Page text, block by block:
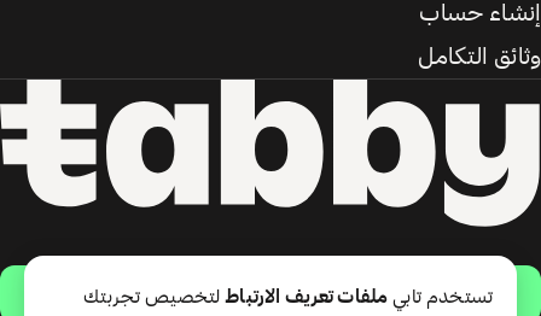
حمّل التطبيق
إنشاء حساب
وثائق التكامل
تستخدم تابي ملفات تعريف الارتباطلتخصيص تجربتك